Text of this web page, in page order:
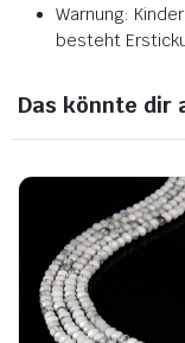
Warnung:
besteht
Das könnte dir